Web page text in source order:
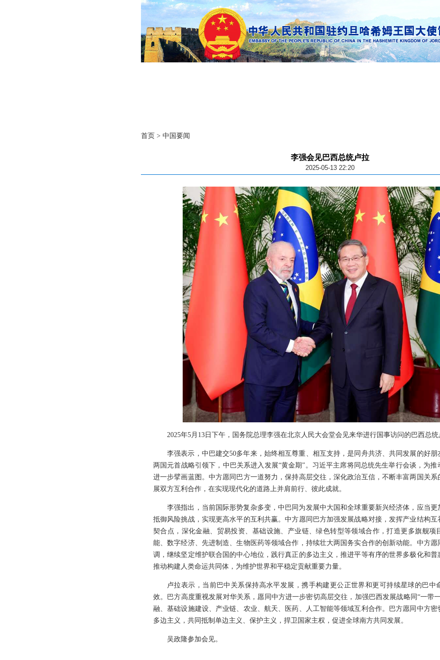
首页 > 中国要闻
李强会见巴西总统卢拉
2025-05-13 22:20
2025年5月13日下午，国务院总理李强在北京人民大会堂会见来华进行国事访问的巴西总
李强表示，中巴建交50多年来，始终相互尊重、相互支持，是同舟共济、共同发展的好
两国元首战略引领下，中巴关系进入发展“黄金期”。习近平主席将同总统先生举行会谈，为
进一步擘画蓝图。中方愿同巴方一道努力，保持高层交往，深化政治互信，不断丰富两国关
展双方互利合作，在实现现代化的道路上并肩前行、彼此成就。
李强指出，当前国际形势复杂多变，中巴同为发展中大国和全球重要新兴经济体，应当
抵御风险挑战，实现更高水平的互利共赢。中方愿同巴方加强发展战略对接，发挥产业结构
契合点，深化金融、贸易投资、基础设施、产业链、绿色转型等领域合作，打造更多旗舰项
能、数字经济、先进制造、生物医药等领域合作，持续壮大两国务实合作的创新动能。中方
调，继续坚定维护联合国的中心地位，践行真正的多边主义，推进平等有序的世界多极化和
推动构建人类命运共同体，为维护世界和平稳定贡献重要力量。
卢拉表示，当前巴中关系保持高水平发展，携手构建更公正世界和更可持续星球的巴中
效。巴方高度重视发展对华关系，愿同中方进一步密切高层交往，加强巴西发展战略同“一带
融、基础设施建设、产业链、农业、航天、医药、人工智能等领域互利合作。巴方愿同中方
多边主义，共同抵制单边主义、保护主义，捍卫国家主权，促进全球南方共同发展。
吴政隆参加会见。